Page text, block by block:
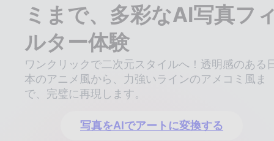
ミまで、多彩なAI写真フ
ルター体験
ワンクリックで二次元スタイルへ！透明感のある
本のアニメ風から、力強いラインのアメコミ風ま
で、完璧に再現します。
写真をAIでアートに変換する